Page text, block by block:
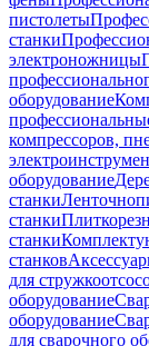
пистолеты
станки
электроножницы
оборудование
компрессоров,
оборудование
станки
станки
станки
станков
для
оборудование
оборудование
для сварочного